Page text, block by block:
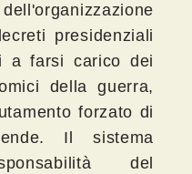
presidenziali
a farsi carico dei
della guerra,
forzato di
Il sistema
del